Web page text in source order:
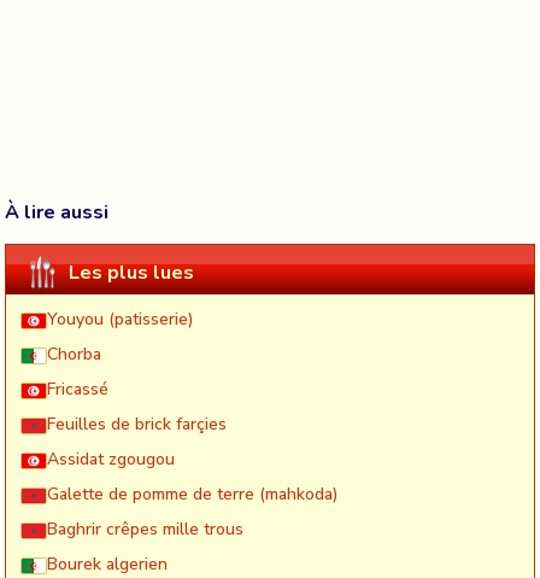
À lire aussi
Les plus lues
Youyou (patisserie)
Chorba
Fricassé
Feuilles de brick farçies
Assidat zgougou
Galette de pomme de terre (mahkoda)
Baghrir crêpes mille trous
Bourek algerien